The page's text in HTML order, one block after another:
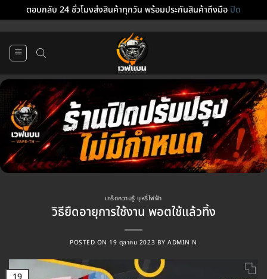
ตอบกลับ 24 ชั่วโมงส่งสินค้าทุกวัน พร้อมประกันสินค้าถึงมือปิด
เกร็ดความรู้ บุหรี่ไฟฟ้า
วิธียืดอายุการใช้งาน พอตใช้แล้วทิ้ง
POSTED ON 19 ตุลาคม 2023 BYADMIN N